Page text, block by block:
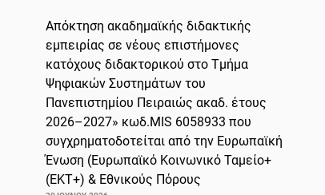
Απόκτηση ακαδημαϊκής διδακτικής
εμπειρίας σε νέους επιστήμονες
κατόχους διδακτορικού στο Τμήμα
Ψηφιακών Συστημάτων του
Πανεπιστημίου Πειραιώς ακαδ. έτους
2026–2027» κωδ.MIS 6058933 που
συγχρηματοδοτείται από την Ευρωπαϊκή
Ένωση (Ευρωπαϊκό Κοινωνικό Ταμείο+
(ΕΚΤ+) & Εθνικούς Πόρους